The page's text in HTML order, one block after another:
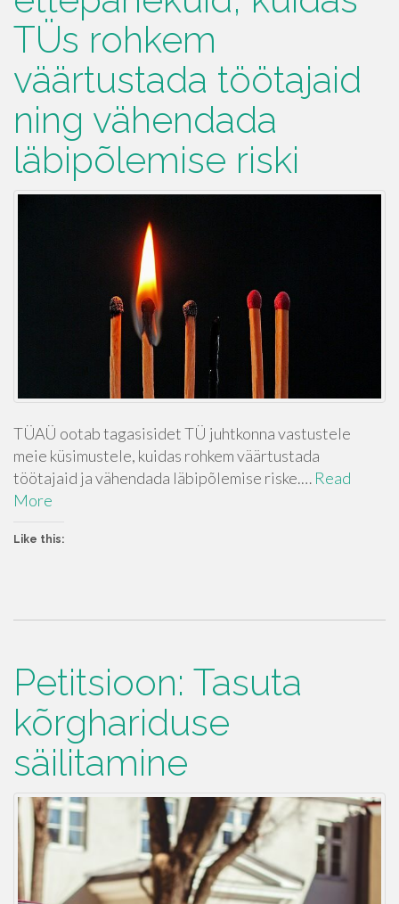
TÜs rohkem
väärtustada töötajaid
ning vähendada
läbipõlemise riski
TÜAÜ ootab tagasisidet TÜ juhtkonna vastustele
meie küsimustele, kuidas rohkem väärtustada
töötajaid ja vähendada läbipõlemise riske.… Read
More
Like this:
Petitsioon: Tasuta
kõrghariduse
säilitamine